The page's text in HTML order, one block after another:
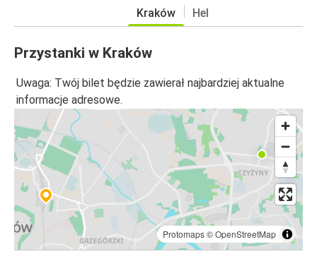
Kraków Hel
Przystanki w Kraków
Uwaga: Twój bilet będzie zawierał najbardziej aktualne
informacje adresowe.
Protomaps©OpenStreetMap